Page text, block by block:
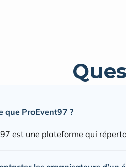
que ProEvent97 ?
est une plateforme qui